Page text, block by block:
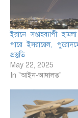
ইরানে সপ্তাহব্যাপী
পারে ইসরায়েল,
প্রস্তুতি
May 22, 2025
In "আইন-আদালত"